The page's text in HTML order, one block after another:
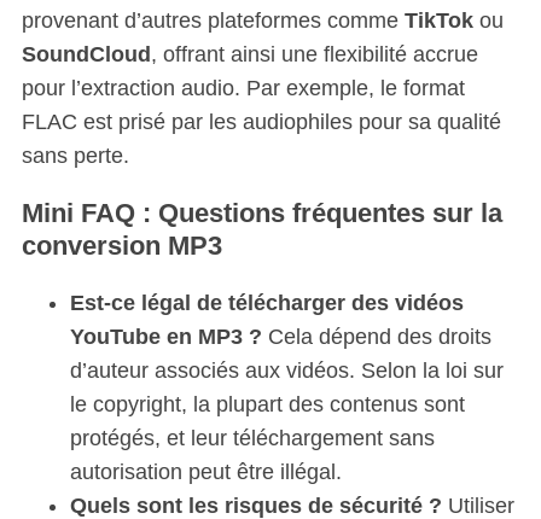
provenant d’autres plateformes comme TikTokou
SoundCloud, offrant ainsi une flexibilité accrue
pour l’extraction audio. Par exemple, le format
FLAC est prisé par les audiophiles pour sa qualité
sans perte.
Mini FAQ : Questions fréquentes sur la
conversion MP3
Est-ce légal de télécharger des vidéos
YouTube en MP3 ? Cela dépend des droits
d’auteur associés aux vidéos. Selon la loi sur
le copyright, la plupart des contenus sont
protégés, et leur téléchargement sans
autorisation peut être illégal.
Quels sont les risques de sécurité ? Utiliser
S
e
r
c
h
o